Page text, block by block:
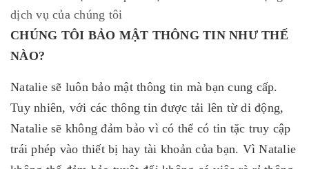
dịch vụ của chúng tôi
CHÚNG TÔI BẢO MẬT THÔNG TIN NHƯ THẾ
NÀO?
Natalie sẽ luôn bảo mật thông tin mà bạn cung cấp.
Tuy nhiên, với các thông tin được tải lên từ di động,
Natalie sẽ không đảm bảo vì có thể có tin tặc truy cập
trái phép vào thiết bị hay tài khoản của bạn. Vì Natalie